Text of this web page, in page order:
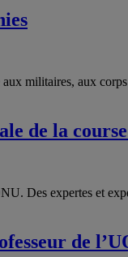
militaires, aux
de la
Des expertes et
de